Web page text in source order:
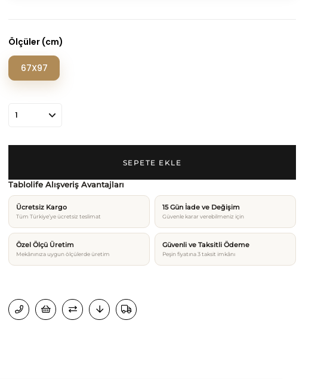
Ölçüler (cm)
67X97
Tablolife Alışveriş Avantajları
Ücretsiz Kargo
Tüm Türkiye’ye ücretsiz teslimat
15 Gün İade ve Değişim
Güvenle karar verebilmeniz için
Özel Ölçü Üretim
Mekânınıza uygun ölçülerde üretim
Güvenli ve Taksitli Ödeme
Peşin fiyatına 3 taksit imkânı